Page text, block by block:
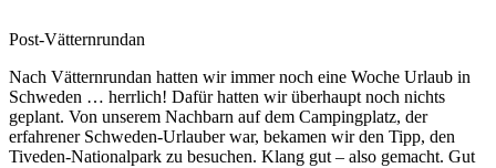
Post-Vätternrundan
Nach Vätternrundan hatten wir immer noch eine Woche Urlaub in
Schweden … herrlich! Dafür hatten wir überhaupt noch nichts
geplant. Von unserem Nachbarn auf dem Campingplatz, der
erfahrener Schweden-Urlauber war, bekamen wir den Tipp, den
Tiveden-Nationalpark zu besuchen. Klang gut – also gemacht. Gut